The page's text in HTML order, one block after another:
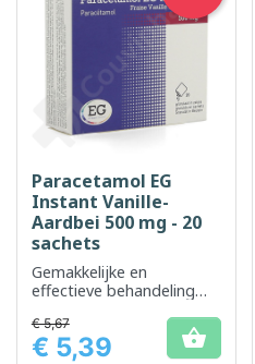
Paracetamol EG
Instant Vanille-
Aardbei 500 mg - 20
sachets
Gemakkelijke en
effectieve behandeling
van pijn en koorts
Prijs
€ 5,67
€ 5,39 